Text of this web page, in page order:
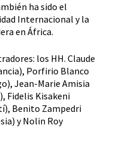
ha sido el
Internacional y la
en África.
los HH. Claude
Porfirio Blanco
Jean-Marie Amisia
Fidelis Kisakeni
Benito Zampedri
y Nolin Roy